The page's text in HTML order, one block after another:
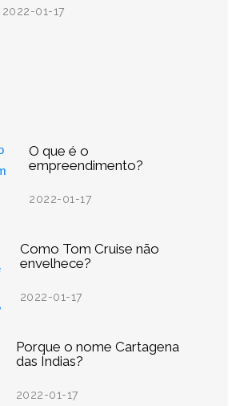
2022-01-17
O que é o
empreendimento?
2022-01-17
Como Tom Cruise não
envelhece?
2022-01-17
Porque o nome Cartagena
das Índias?
2022-01-17